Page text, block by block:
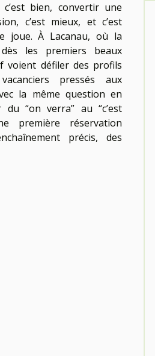
bien, convertir une
c’est mieux, et c’est
joue. À Lacanau, où la
les premiers beaux
voient défiler des profils
pressés aux
la même question en
“on verra” au “c’est
première réservation
précis, des